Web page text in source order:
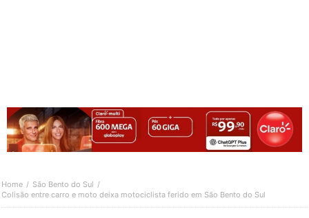
Home
São Bento do Sul
Colisão entre carro e moto deixa motociclista ferido em São Bento do Sul